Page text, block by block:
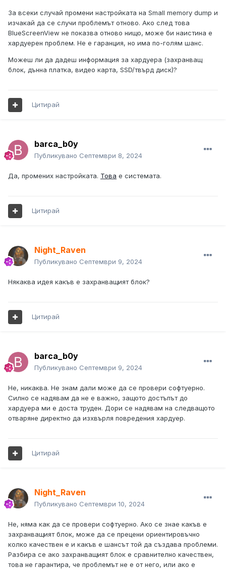
За всеки случай промени настройката на Small memory dump и
изчакай да се случи проблемът отново. Ако след това
BlueScreenView не показва отново нищо, може би наистина е
хардуерен проблем. Не е гаранция, но има по-голям шанс.
Можеш ли да дадеш информация за хардуера (захранващ
блок, дънна платка, видео карта, SSD/твърд диск)?
Цитирай
barca_b0y
Публикувано Септември 8, 2024
Да, промених настройката. Това е системата.
Цитирай
Night_Raven
Публикувано Септември 9, 2024
Някаква идея какъв е захранващият блок?
Цитирай
barca_b0y
Публикувано Септември 9, 2024
Не, никаква. Не знам дали може да се провери софтуерно.
Силно се надявам да не е важно, защото достъпът до
хардуера ми е доста труден. Дори се надявам на следващото
отваряне директно да изхвърля повредения хардуер.
Цитирай
Night_Raven
Публикувано Септември 10, 2024
Не, няма как да се провери софтуерно. Ако се знае какъв е
захранващият блок, може да се прецени ориентировъчно
колко качествен е и какъв е шансът той да създава проблеми.
Разбира се ако захранващият блок е сравнително качествен,
това не гарантира, че проблемът не е от него, или ако е